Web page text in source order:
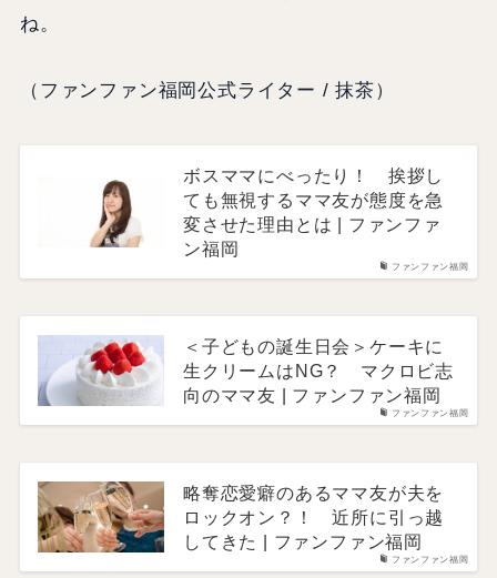
ね。
（ファンファン福岡公式ライター / 抹茶）
ファンファン福岡
ボスママにべったり！ 挨拶し
ても無視するママ友が態度を急
変させた理由とは | ファンファ
ン福岡
ファンファン福岡
＜子どもの誕生日会＞ケーキに
生クリームはNG？ マクロビ志
向のママ友 | ファンファン福岡
ファンファン福岡
略奪恋愛癖のあるママ友が夫を
ロックオン？！ 近所に引っ越
してきた | ファンファン福岡